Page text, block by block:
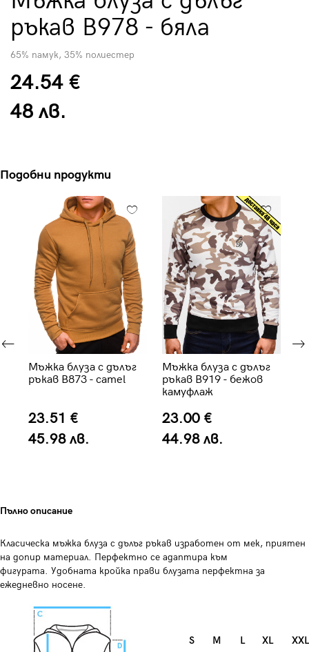
ръкав B978 - бяла
65% памук, 35% полиестер
24.54 €
48 лв.
Подобни продукти
Мъжка блуза с дълъг
ръкав B873 - camel
23.51 €
45.98 лв.
Мъжка блуза с дълъг
ръкав B919 - бежов
камуфлаж
23.00 €
44.98 лв.
Пълно описание
Класическа мъжка блуза с дълъг ръкав изработен от мек, приятен
на допир материал. Перфектно се адаптира към
фигурата. Удобната кройка прави блузата перфектна за
ежедневно носене.
S М L XL
XXL